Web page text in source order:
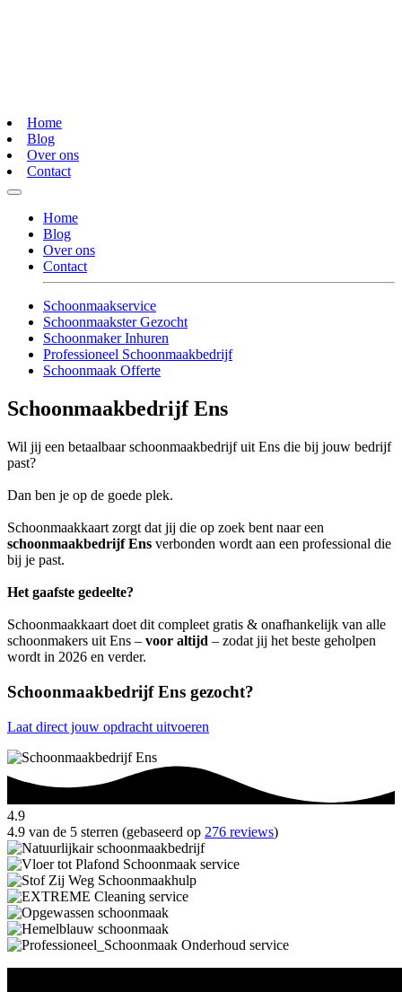
Home
Blog
Over ons
Contact
Home
Blog
Over ons
Contact
Schoonmaakservice
Schoonmaakster Gezocht
Schoonmaker Inhuren
Professioneel Schoonmaakbedrijf
Schoonmaak Offerte
Schoonmaakbedrijf Ens
Wil jij een betaalbaar schoonmaakbedrijf uit Ens die bij jouw bedrijf
past?
Dan ben je op de goede plek.
Schoonmaakkaart zorgt dat jij die op zoek bent naar een
schoonmaakbedrijf Ens verbonden wordt aan een professional die
bij je past.
Het gaafste gedeelte?
Schoonmaakkaart doet dit compleet gratis & onafhankelijk van alle
schoonmakers uit Ens – voor altijd – zodat jij het beste geholpen
wordt in 2026 en verder.
Schoonmaakbedrijf Ens gezocht?
Laat direct jouw opdracht uitvoeren
4.9
4.9 van de 5 sterren (gebaseerd op 276 reviews)